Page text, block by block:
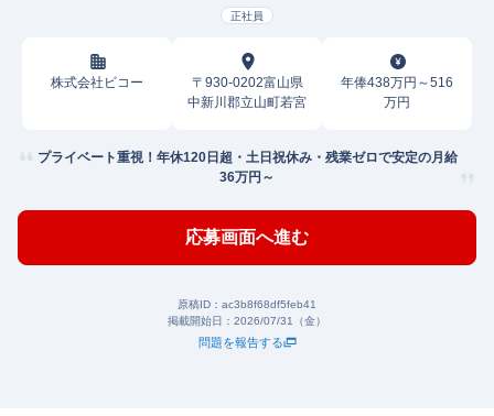
正社員
株式会社ビコー
〒930-0202富山県
中新川郡立山町若宮
年俸438万円～516
万円
プライベート重視！年休120日超・土日祝休み・残業ゼロで安定の月給
36万円～
応募画面へ進む
原稿ID： ac3b8f68df5feb41
掲載開始日： 2026/07/31（金）
問題を報告する